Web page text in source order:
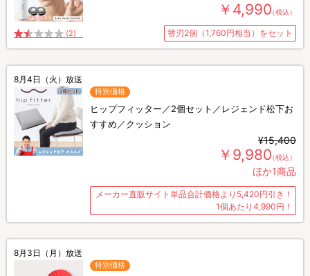
(2)
￥4,990（税込）
替刃2個（1,760円相当）をセット
8月4日（火）放送
特別価格
ヒップフィッター／2個セット／レジェンド松下お
すすめ／クッション
¥15,400
￥9,980（税込）
ほか1商品
メーカー直販サイト単品合計価格より5,420円引き！
1個あたり4,990円！
8月3日（月）放送
特別価格